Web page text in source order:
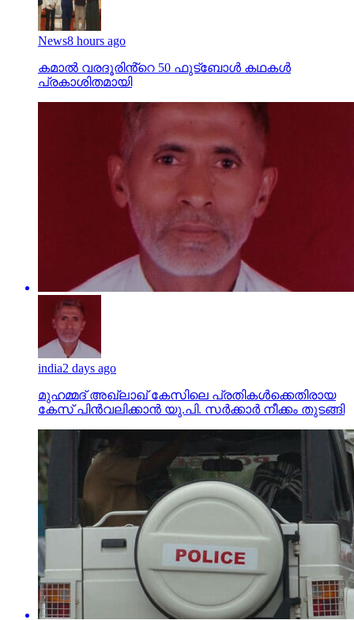
News8 hours ago
കമാൽ വരദൂരിൻ്റെ 50 ഫുട്ബോൾ കഥകൾ
പ്രകാശിതമായി
india2 days ago
മുഹമ്മദ് അഖ്‌ലാഖ് കേസിലെ പ്രതികള്‍ക്കെതിരായ
കേസ് പിന്‍വലിക്കാന്‍ യു.പി. സര്‍ക്കാര്‍ നീക്കം തുടങ്ങി